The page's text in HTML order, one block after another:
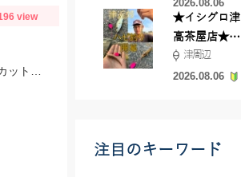
view
2026.08.06
★イシグロ津
高茶屋店★津
近郊ハゼ釣れ
てます！
津周辺
2026.08.06
注目のキーワード